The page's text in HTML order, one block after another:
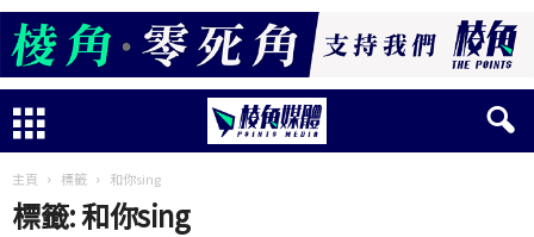
主頁 標籤 和你sing
標籤: 和你sing